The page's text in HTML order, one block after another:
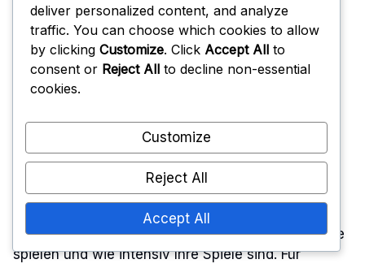
was das Spiel beeinträchtigt.
Kunststoffbälle hingegen sind auf Langlebigkeit
ausgelegt. Sie können wiederholte Aufprälle
standhalten und brechen weniger wahrscheinlich
Kunststoffbälle mehrere Wochen oder sogar
Monate halten, abhängig von der Häufigkeit der
Bei der Berücksichtigung der Lebensdauer dieser
Bälle ist es wichtig, zu berücksichtigen, wie oft Sie
spielen und wie intensiv Ihre Spiele sind. Für
deliver personalized content, and analyze
traffic. You can choose which cookies to allow
by clicking Customize. Click Accept All to
consent or Reject All to decline non-essential
cookies.
Customize
Reject All
Accept All